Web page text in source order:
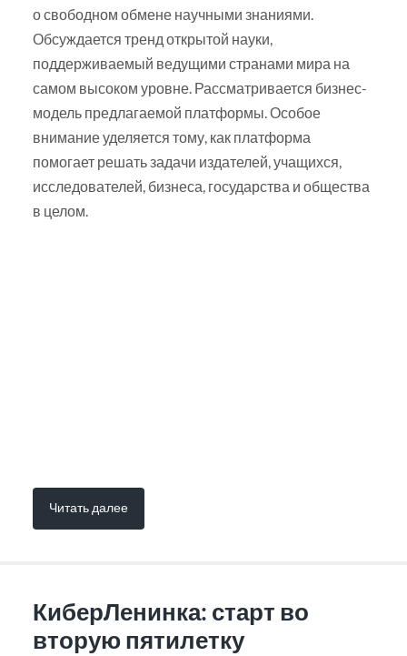
о свободном обмене научными знаниями.
Обсуждается тренд открытой науки,
поддерживаемый ведущими странами мира на
самом высоком уровне. Рассматривается бизнес-
модель предлагаемой платформы. Особое
внимание уделяется тому, как платформа
помогает решать задачи издателей, учащихся,
исследователей, бизнеса, государства и общества
в целом.
Читать далее
КиберЛенинка: старт во
вторую пятилетку